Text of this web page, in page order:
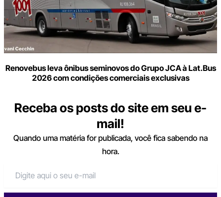
Renovebus leva ônibus seminovos do Grupo JCA à Lat.Bus
2026 com condições comerciais exclusivas
Receba os posts do site em seu e-
mail!
Quando uma matéria for publicada, você fica sabendo na
hora.